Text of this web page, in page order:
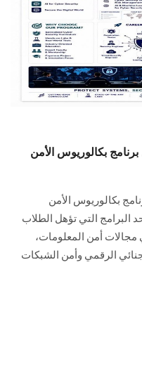
بكالوريوس الأمن
بكالوريوس الأمن
البرامج التي تؤهل الطلاب
أمن المعلومات،
الرقمي وأمن الشبكات